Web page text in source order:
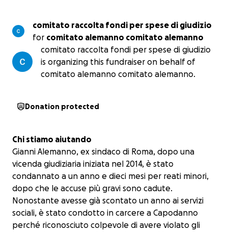
comitato raccolta fondi per spese di giudizio
for comitato alemanno comitato alemanno
comitato raccolta fondi per spese di giudizio
is organizing this fundraiser on behalf of
comitato alemanno comitato alemanno.
Donation protected
Chi stiamo aiutando
Gianni Alemanno, ex sindaco di Roma, dopo una
vicenda giudiziaria iniziata nel 2014, è stato
condannato a un anno e dieci mesi per reati minori,
dopo che le accuse più gravi sono cadute.
Nonostante avesse già scontato un anno ai servizi
sociali, è stato condotto in carcere a Capodanno
perché riconosciuto colpevole di avere violato gli